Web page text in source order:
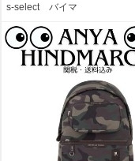
s-select バイマ